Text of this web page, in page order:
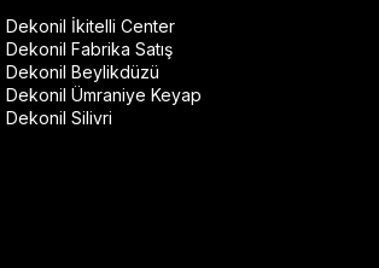
Dekonil İkitelli Center
Dekonil Fabrika Satış
Dekonil Beylikdüzü
Dekonil Ümraniye Keyap
Dekonil Silivri